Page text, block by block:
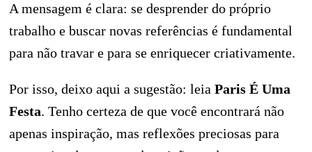
A mensagem é clara: se desprender do próprio
trabalho e buscar novas referências é fundamental
para não travar e para se enriquecer criativamente.
Por isso, deixo aqui a sugestão: leia Paris É Uma
Festa. Tenho certeza de que você encontrará não
apenas inspiração, mas reflexões preciosas para